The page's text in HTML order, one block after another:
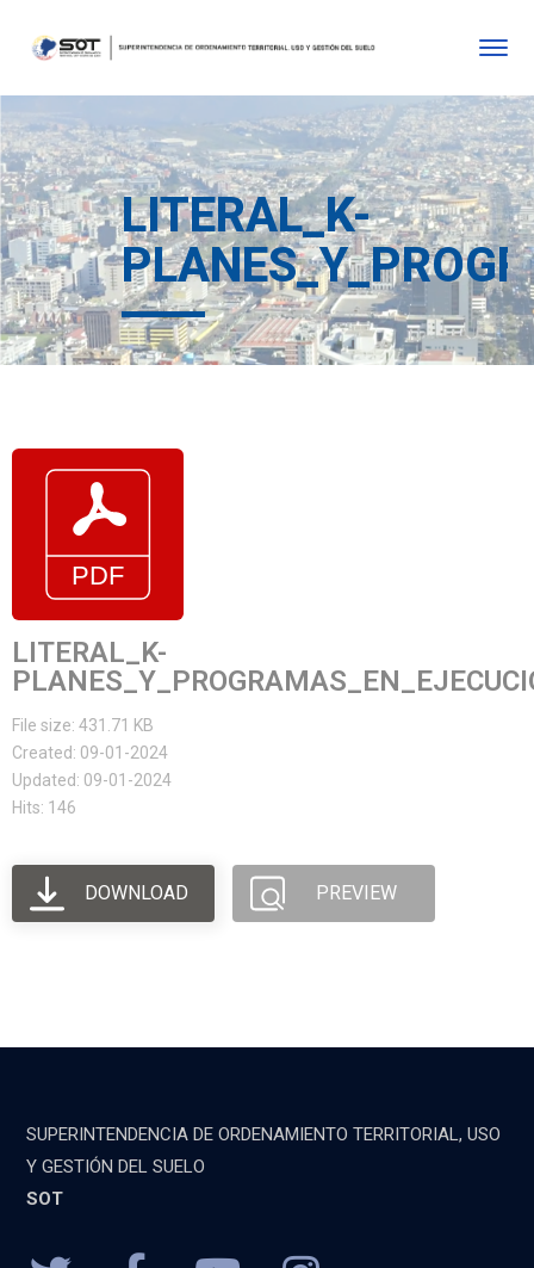
LITERAL_K-
LITERAL_K-
File size: 431.71 KB
Created: 09-01-2024
Updated: 09-01-2024
Hits: 146
DOWNLOAD PREVIEW
SUPERINTENDENCIA DE ORDENAMIENTO TERRITORIAL, USO
Y GESTIÓN DEL SUELO
SOT